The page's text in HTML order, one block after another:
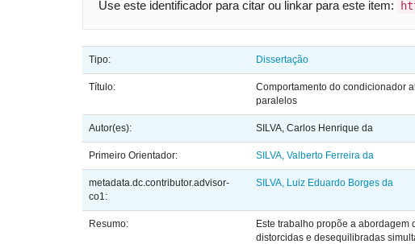
Use este identificador para citar ou linkar para este item:
Tipo: Dissertação
Título:
Comportamento do condicionador
paralelos
Autor(es): SILVA, Carlos Henrique da
Primeiro Orientador: SILVA, Valberto Ferreira da
metadata.dc.contributor.advisor-
co1:
SILVA, Luiz Eduardo Borges da
Resumo:
Este trabalho propõe a
distorcidas e desequilibradas